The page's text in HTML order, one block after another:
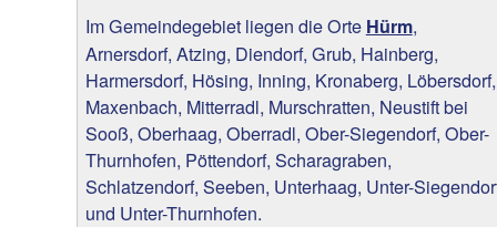
Im Gemeindegebiet liegen die Orte Hürm,
Arnersdorf, Atzing, Diendorf, Grub, Hainberg,
Harmersdorf, Hösing, Inning, Kronaberg, Löbersdorf,
Maxenbach, Mitterradl, Murschratten, Neustift bei
Sooß, Oberhaag, Oberradl, Ober-Siegendorf, Ober-
Thurnhofen, Pöttendorf, Scharagraben,
Schlatzendorf, Seeben, Unterhaag, Unter-
und Unter-Thurnhofen.